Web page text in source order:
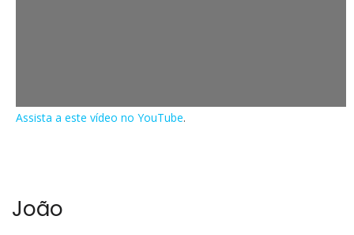
Assista a este vídeo no YouTube.
João